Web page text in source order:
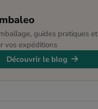
guides pratiques et
vos expéditions
Découvrir le blog